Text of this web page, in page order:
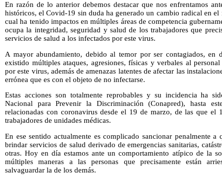
En razón de lo anterior debemos destacar que nos enfrentamos
históricos, el Covid-19 sin duda ha generado un cambio radical en
cual ha tenido impactos en múltiples áreas de competencia
ocupa la integridad, seguridad y salud de los trabajadores que
servicios de salud a los infectados por este virus.
A mayor abundamiento, debido al temor por ser contagiados, en
existido múltiples ataques, agresiones, físicas y verbales al
por este virus, además de amenazas latentes de afectar las
errónea que es con el objeto de no infectarse.
Estas acciones son totalmente reprobables y su incidencia ha
Nacional para Prevenir la Discriminación (Conapred), hasta
relacionadas con coronavirus desde el 19 de marzo, de las que el
trabajadores de unidades médicas.
En ese sentido actualmente es complicado sancionar penalmente a
brindar servicios de salud derivado de emergencias sanitarias,
otras. Hoy en día estamos ante un comportamiento atípico de la
múltiples maneras a las personas que precisamente están
salvaguardar la de los demás.